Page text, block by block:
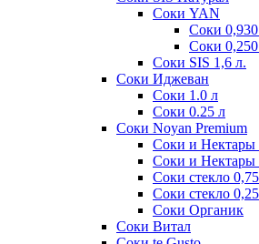
Соки YAN
Соки
Соки
Соки SIS 1,6 л.
Соки Иджеван
Соки 1.0 л
Соки 0.25 л
Соки Noyan Premium
Соки и Нектары
Соки и Нектары
Соки стекло
Соки стекло
Соки Органик
Соки Витал